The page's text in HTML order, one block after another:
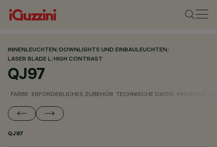
INNENLEUCHTEN/DOWNLIGHTS UND EINBAULEUCHTEN/
LASER BLADE L/HIGH CONTRAST
QJ97
FARBE ERFORDERLICHES ZUBEHÖR TECHNISCHE DATEN
QJ97